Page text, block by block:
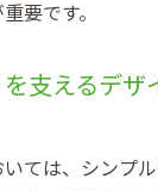
要です。
支えるデザ
ては、シンプ